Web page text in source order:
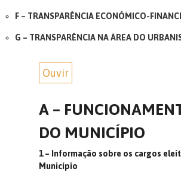
F – TRANSPARÊNCIA ECONÓMICO-
G – TRANSPARÊNCIA NA ÁREA DO
Ouvir
A –
DO MUNICÍPIO
1 – Informação sobre os cargos
Município